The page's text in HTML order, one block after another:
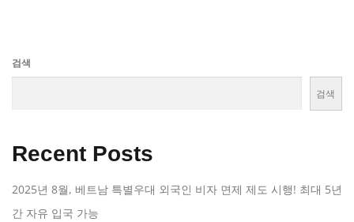
검색
검색
Recent Posts
2025년 8월, 베트남 특별우대 외국인 비자 면제 제도 시행! 최대 5년
간 자유 입국 가능